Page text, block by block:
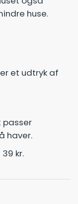
huse.
et udtryk af
passer
haver.
kr.